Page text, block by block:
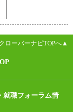
ローバーナビTOPへ▲
就職フォーラム情